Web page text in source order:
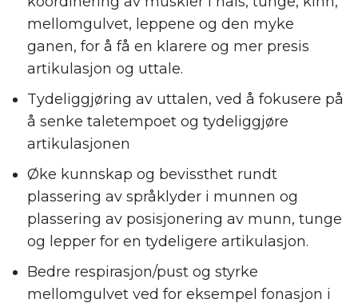
mellomgulvet, leppene og den myke
ganen, for å få en klarere og mer presis
artikulasjon og uttale.
Tydeliggjøring av uttalen, ved å fokusere på
å senke taletempoet og tydeliggjøre
artikulasjonen
Øke kunnskap og bevissthet rundt
plassering av språklyder i munnen og
plassering av posisjonering av munn, tunge
og lepper for en tydeligere artikulasjon.
Bedre respirasjon/pust og styrke
mellomgulvet ved for eksempel fonasjon i